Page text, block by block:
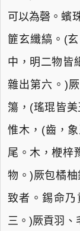
可以為磬。蠙
篚玄纖縞。(
中，明二物皆
雜出第六。)
簜，(瑤琨皆
惟木，(齒，
尾。木，楩梓
物。)厥包橘
致者。錫命
三。)厥貢羽、